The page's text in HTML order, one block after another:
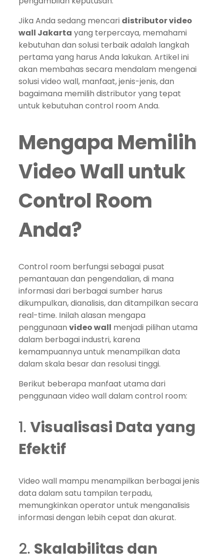
Jika Anda sedang mencari distributor video
wall Jakarta yang terpercaya, memahami
kebutuhan dan solusi terbaik adalah langkah
pertama yang harus Anda lakukan. Artikel ini
akan membahas secara mendalam mengenai
solusi video wall, manfaat, jenis-jenis, dan
bagaimana memilih distributor yang tepat
untuk kebutuhan control room Anda.
Mengapa Memilih
Video Wall untuk
Control Room
Anda?
Control room berfungsi sebagai pusat
pemantauan dan pengendalian, di mana
informasi dari berbagai sumber harus
dikumpulkan, dianalisis, dan ditampilkan secara
real-time. Inilah alasan mengapa
penggunaan video wall menjadi pilihan utama
dalam berbagai industri, karena
kemampuannya untuk menampilkan data
dalam skala besar dan resolusi tinggi.
Berikut beberapa manfaat utama dari
penggunaan video wall dalam control room:
1. Visualisasi Data yang
Efektif
Video wall mampu menampilkan berbagai jenis
data dalam satu tampilan terpadu,
memungkinkan operator untuk menganalisis
informasi dengan lebih cepat dan akurat.
2. Skalabilitas dan